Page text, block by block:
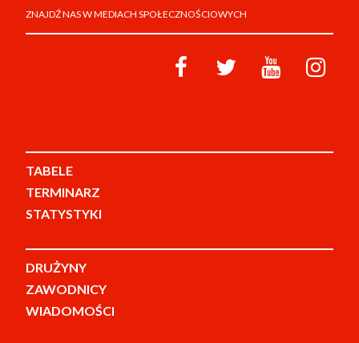
ZNAJDŹ NAS W MEDIACH SPOŁECZNOŚCIOWYCH
TABELE
TERMINARZ
STATYSTYKI
DRUŻYNY
ZAWODNICY
WIADOMOŚCI